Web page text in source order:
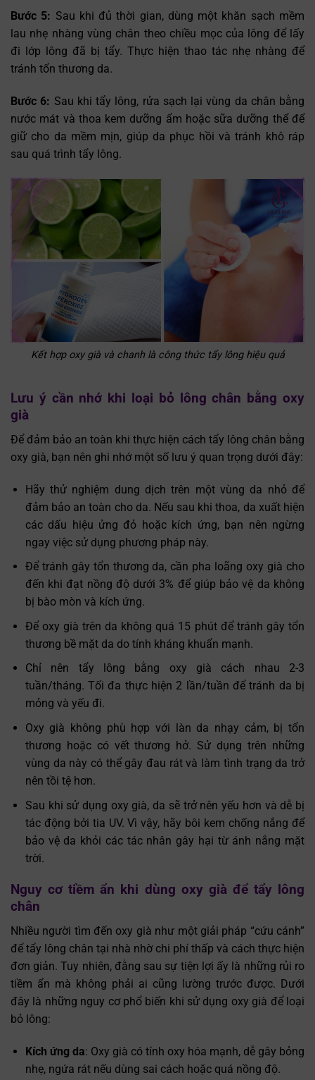
Bước 5: Sau khi đủ thời gian, dùng một khăn sạch mềm
lau nhẹ nhàng vùng chân theo chiều mọc của lông để lấy
đi lớp lông đã bị tẩy. Thực hiện thao tác nhẹ nhàng để
tránh tổn thương da.
Bước 6: Sau khi tẩy lông, rửa sạch lại vùng da chân bằng
nước mát và thoa kem dưỡng ẩm hoặc sữa dưỡng thể để
giữ cho da mềm mịn, giúp da phục hồi và tránh khô ráp
sau quá trình tẩy lông.
Kết hợp oxy già và chanh là công thức tẩy lông hiệu quả
Lưu ý cần nhớ khi loại bỏ lông chân bằng oxy
già
Để đảm bảo an toàn khi thực hiện cách tẩy lông chân bằng
oxy già, bạn nên ghi nhớ một số lưu ý quan trọng dưới đây:
Hãy thử nghiệm dung dịch trên một vùng da nhỏ để
đảm bảo an toàn cho da. Nếu sau khi thoa, da xuất hiện
các dấu hiệu ửng đỏ hoặc kích ứng, bạn nên ngừng
ngay việc sử dụng phương pháp này.
Để tránh gây tổn thương da, cần pha loãng oxy già cho
đến khi đạt nồng độ dưới 3% để giúp bảo vệ da không
bị bào mòn và kích ứng.
Để oxy già trên da không quá 15 phút để tránh gây tổn
thương bề mặt da do tính kháng khuẩn mạnh.
Chỉ nên tẩy lông bằng oxy già cách nhau 2-3
tuần/tháng. Tối đa thực hiện 2 lần/tuần để tránh da bị
mỏng và yếu đi.
Oxy già không phù hợp với làn da nhạy cảm, bị tổn
thương hoặc có vết thương hở. Sử dụng trên những
vùng da này có thể gây đau rát và làm tình trạng da trở
nên tồi tệ hơn.
Sau khi sử dụng oxy già, da sẽ trở nên yếu hơn và dễ bị
tác động bởi tia UV. Vì vậy, hãy bôi kem chống nắng để
bảo vệ da khỏi các tác nhân gây hại từ ánh nắng mặt
trời.
Nguy cơ tiềm ẩn khi dùng oxy già để tẩy lông
chân
Nhiều người tìm đến oxy già như một giải pháp “cứu cánh”
để tẩy lông chân tại nhà nhờ chi phí thấp và cách thực hiện
đơn giản. Tuy nhiên, đằng sau sự tiện lợi ấy là những rủi ro
tiềm ẩn mà không phải ai cũng lường trước được. Dưới
đây là những nguy cơ phổ biến khi sử dụng oxy già để loại
bỏ lông:
Kích ứng da: Oxy già có tính oxy hóa mạnh, dễ gây bỏng
nhẹ, ngứa rát nếu dùng sai cách hoặc quá nồng độ.